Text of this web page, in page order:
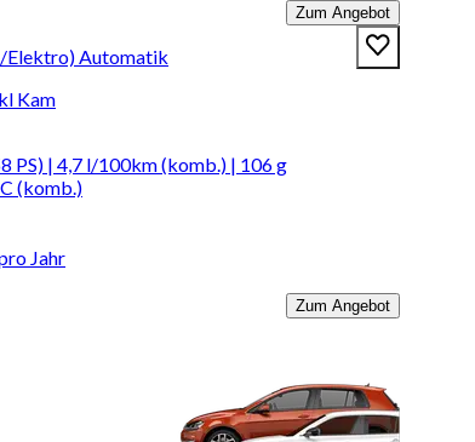
Zum Angebot
Elektro) Automatik
Kam
PS) | 4,7 l/100km (komb.) | 106 g
(komb.)
Jahr
Zum Angebot